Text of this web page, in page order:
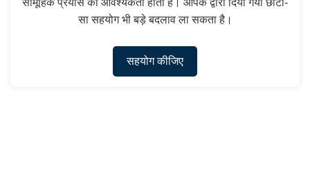
सामूहिक प्रयास की आवश्यकता होती है। आपके द्वारा दिया गया छोटा-
सा सहयोग भी बड़े बदलाव ला सकता है।
सहयोग कीजिए